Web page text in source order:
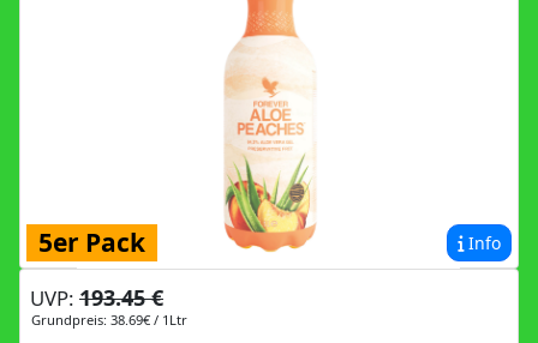
Info
5er Pack
UVP: 193.45 €
Grundpreis: 38.69€ / 1Ltr